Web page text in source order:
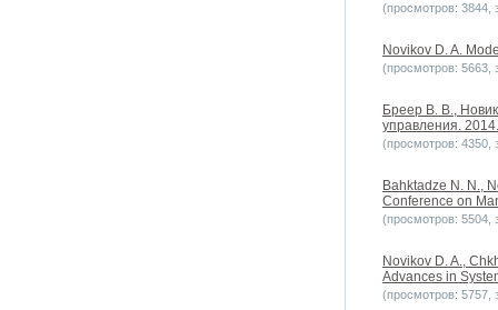
(просмотров: 3844,
Novikov D. A.
(просмотров: 5663,
Бреер В. В.,
управления.
(просмотров: 4350,
Bahktadze N. N.,
Conference on
(просмотров: 5504,
Novikov D. A.,
Advances in
(просмотров: 5757,